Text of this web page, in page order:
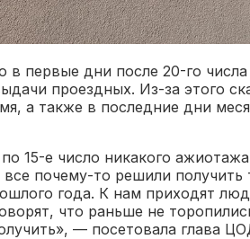
в первые дни после 20-го
проездных. Из-за этого
а также в последние дни
15-е число никакого
все почему-то решили
года. К нам приходят
что раньше не
— посетовала глава